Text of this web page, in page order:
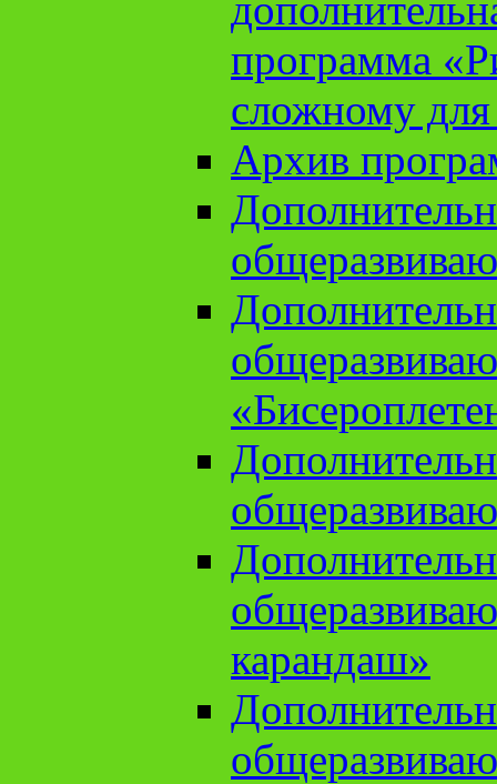
программа
сложному
Архив
карандаш»